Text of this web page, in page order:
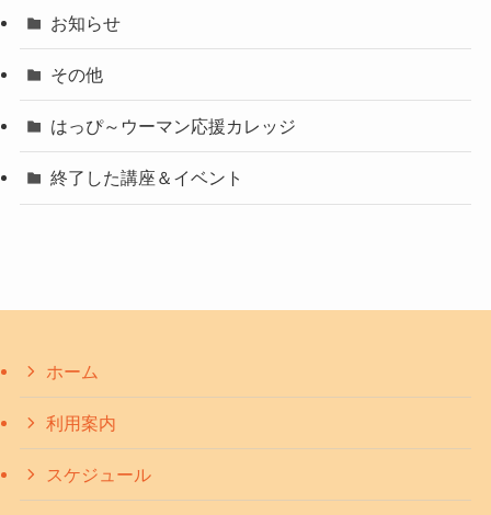
お知らせ
その他
はっぴ～ウーマン応援カレッジ
終了した講座＆イベント
ホーム
利用案内
スケジュール